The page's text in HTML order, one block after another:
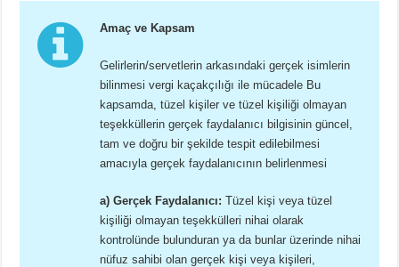
Amaç ve Kapsam
Gelirlerin/servetlerin arkasındaki gerçek isimlerin
bilinmesi vergi kaçakçılığı ile mücadele Bu
kapsamda, tüzel kişiler ve tüzel kişiliği olmayan
teşekküllerin gerçek faydalanıcı bilgisinin güncel,
tam ve doğru bir şekilde tespit edilebilmesi
amacıyla gerçek faydalanıcının belirlenmesi
a) Gerçek Faydalanıcı: Tüzel kişi veya tüzel
kişiliği olmayan teşekkülleri nihai olarak
kontrolünde bulunduran ya da bunlar üzerinde nihai
nüfuz sahibi olan gerçek kişi veya kişileri,